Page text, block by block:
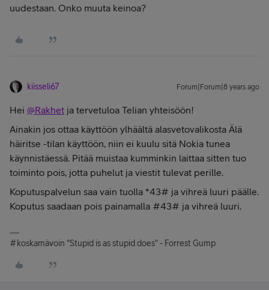
uudestaan. Onko muuta keinoa?
kiisseli67 Forum|Forum|8 years ago
Hei @Rakhet ja tervetuloa Telian yhteisöön!
Ainakin jos ottaa käyttöön ylhäältä alasvetovalikosta Älä
häiritse -tilan käyttöön, niin ei kuulu sitä Nokia tunea
käynnistäessä. Pitää muistaa kumminkin laittaa sitten tuo
toiminto pois, jotta puhelut ja viestit tulevat perille.
Koputuspalvelun saa vain tuolla *43# ja vihreä luuri päälle.
Koputus saadaan pois painamalla #43# ja vihreä luuri.
#koskamävoin "Stupid is as stupid does" - Forrest Gump